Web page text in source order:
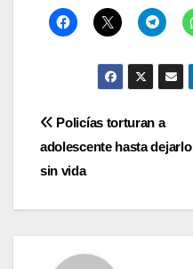
Navegación
de
entradas
Policías torturan a
adolescente hasta dejarlo
sin vida